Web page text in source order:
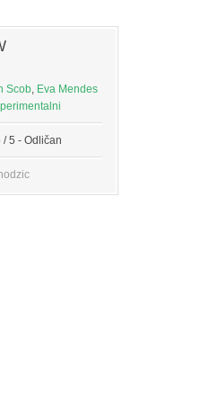
Scob
Eva Mendes
/ 5 - Odličan